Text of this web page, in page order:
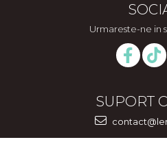
Urmareste-ne in
SUPORT